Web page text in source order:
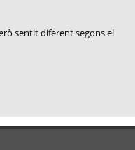
sentit diferent segons el